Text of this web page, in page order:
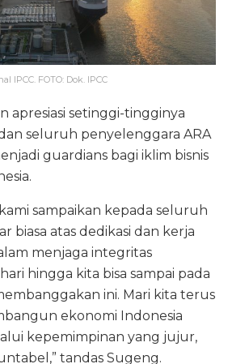
IPCC. FOTO: Dok. IPCC
apresiasi setinggi-tingginya
seluruh penyelenggara ARA
guardians bagi iklim bisnis
sampaikan kepada seluruh
biasa atas dedikasi dan kerja
menjaga integritas
hingga kita bisa sampai pada
ini. Mari kita terus
ekonomi Indonesia
kepemimpinan yang jujur,
tandas Sugeng.